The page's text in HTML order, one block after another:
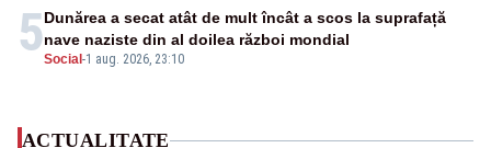
5Social -1 aug. 2026, 23:10
Dunărea a secat atât de mult încât a scos la suprafață
nave naziste din al doilea război mondial
ACTUALITATE